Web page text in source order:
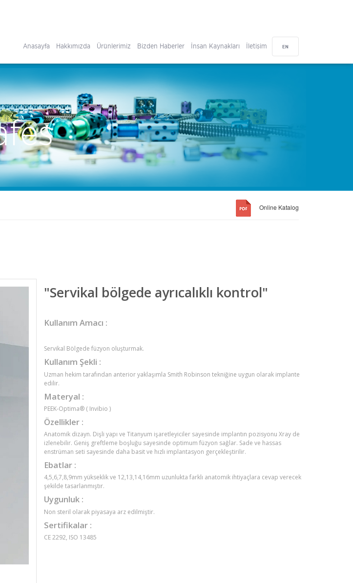
EN
Anasayfa Hakkımızda Ürünlerimiz Bizden Haberler İnsan Kaynakları İletişim
Online Katalog
"Servikal bölgede ayrıcalıklı kontrol"
Kullanım Amacı :
Servikal Bölgede füzyon oluşturmak.
Kullanım Şekli :
Uzman hekim tarafından anterior yaklaşımla Smith Robinson tekniğine uygun olarak implante
edilir.
Materyal :
PEEK-Optima® ( Invibio )
Özellikler :
Anatomik dizayn. Dişli yapı ve Titanyum işaretleyiciler sayesinde implantın pozisyonu Xray de
izlenebilir. Geniş greftleme boşluğu sayesinde optimum füzyon sağlar. Sade ve hassas
enstrüman seti sayesinde daha basit ve hızlı implantasyon gerçekleştirilir.
Ebatlar :
4,5,6,7,8,9mm yükseklik ve 12,13,14,16mm uzunlukta farklı anatomik ihtiyaçlara cevap verecek
şekilde tasarlanmıştır.
Uygunluk :
Non steril olarak piyasaya arz edilmiştir.
Sertifikalar :
CE 2292, ISO 13485